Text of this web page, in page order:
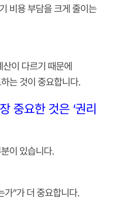
비용 부담을 크게 줄이는
산이 다르기 때문에
는 것이 중요합니다.
중요한 것은 ‘권리
이 있습니다.
가”가 더 중요합니다.